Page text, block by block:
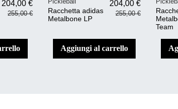
204,00 €
255,00 €
Racchetta adidas
Metalbone LP
204,00 €
255,00 €
aggiungi al carrello
Team